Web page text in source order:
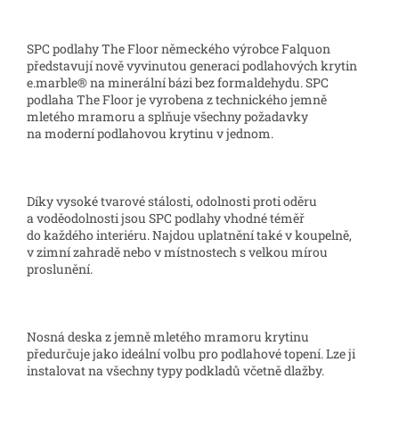
SPC podlahy The Floor německého výrobce Falquon
představují nově vyvinutou generaci podlahových krytin
e.marble® na minerální bázi bez formaldehydu. SPC
podlaha The Floor je vyrobena z technického jemně
mletého mramoru a splňuje všechny požadavky
na moderní podlahovou krytinu v jednom.
Díky vysoké tvarové stálosti, odolnosti proti oděru
a voděodolnosti jsou SPC podlahy vhodné téměř
do každého interiéru. Najdou uplatnění také v koupelně,
v zimní zahradě nebo v místnostech s velkou mírou
proslunění.
Nosná deska z jemně mletého mramoru krytinu
předurčuje jako ideální volbu pro podlahové topení. Lze ji
instalovat na všechny typy podkladů včetně dlažby.